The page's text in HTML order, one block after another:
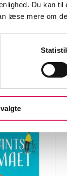
Du kan
læse mere om